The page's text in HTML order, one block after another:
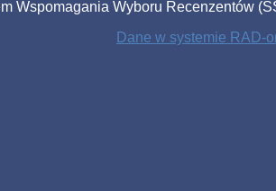
Wspomagania Wyboru Recenzentów
Dane w systemie RAD-